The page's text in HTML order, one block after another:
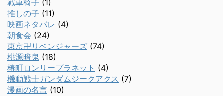
戦車椅子 (1)
推しの子 (11)
映画ネタバレ (4)
朝食会 (24)
東京卍リベンジャーズ (74)
桃源暗鬼 (18)
椿町ロンリープラネット (4)
機動戦士ガンダムジークアクス (7)
漫画の名言 (10)